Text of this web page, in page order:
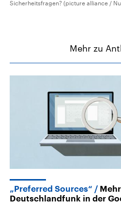
Sicherheitsfragen? (picture alliance /
Mehr zu
„Preferred Sources“
Mehr
Deutschlandfunk in der